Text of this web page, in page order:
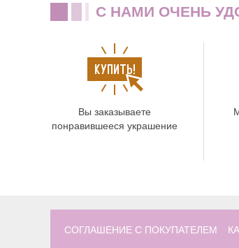
C НАМИ ОЧЕНЬ
Вы заказываете
понравившееся украшение
СОГЛАШЕНИЕ С ПОКУПАТЕЛЕМ